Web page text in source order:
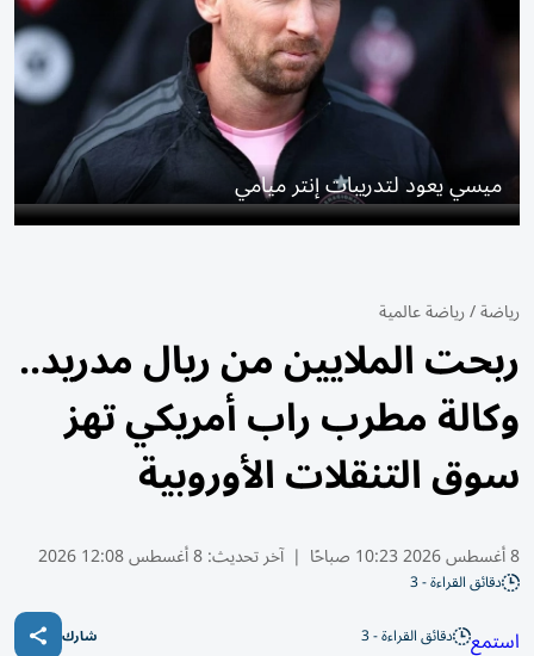
ميسي يعود لتدريبات إنتر ميامي
رياضة/رياضة عالمية
ربحت الملايين من ريال مدريد..
وكالة مطرب راب أمريكي تهز
سوق التنقلات الأوروبية
8 أغسطس 2026 10:23 صباحًا | آخر تحديث:8 أغسطس 12:08 2026
دقائق القراءة - 3
استمع دقائق القراءة - 3 شارك